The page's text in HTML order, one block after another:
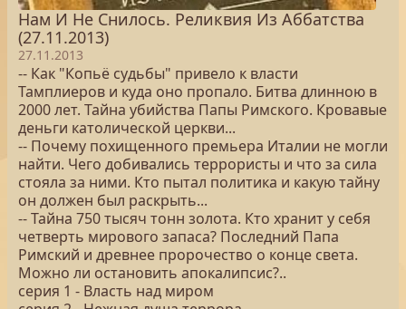
Нам И Не Снилось. Реликвия Из Аббатства
(27.11.2013)
27.11.2013
-- Как "Копьё судьбы" привело к власти
Тамплиеров и куда оно пропало. Битва длинною в
2000 лет. Тайна убийства Папы Римского. Кровавые
деньги католической церкви...
-- Почему похищенного премьера Италии не могли
найти. Чего добивались террористы и что за сила
стояла за ними. Кто пытал политика и какую тайну
он должен был раскрыть...
-- Тайна 750 тысяч тонн золота. Кто хранит у себя
четверть мирового запаса? Последний Папа
Римский и древнее пророчество о конце света.
Можно ли остановить апокалипсис?..
серия 1 - Власть над миром